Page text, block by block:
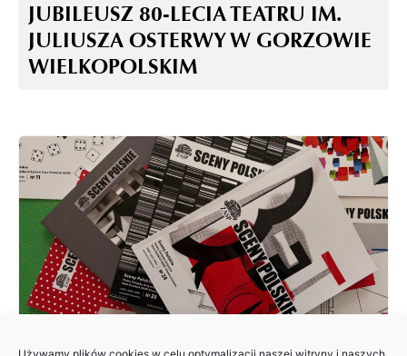
JUBILEUSZ 80-LECIA TEATRU IM.
JULIUSZA OSTERWY W GORZOWIE
WIELKOPOLSKIM